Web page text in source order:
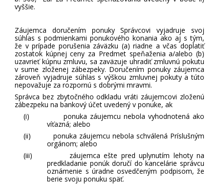
vyššie.
Záujemca doručením ponuky Správcovi vyjadruje svoj
súhlas s podmienkami ponukového konania ako aj s tým,
že v prípade porušenia záväzku (a) riadne a včas doplatiť
zostatok kúpnej ceny za Predmet speňaženia a/alebo (b)
uzavrieť kúpnu zmluvu, sa zaväzuje uhradiť zmluvnú pokutu
v sume zloženej zábezpeky. Doručením ponuky záujemca
zároveň vyjadruje súhlas s výškou zmluvnej pokuty a túto
nepovažuje za rozpornú s dobrými mravmi.
Správca bez zbytočného odkladu vráti záujemcovi zloženú
zábezpeku na bankový účet uvedený v ponuke, ak
(i)
ponuka záujemcu nebola vyhodnotená ako
víťazná; alebo
(ii)
ponuka záujemcu nebola schválená Príslušným
orgánom; alebo
(iii)
záujemca ešte pred uplynutím lehoty na
predkladanie ponúk doručí do kancelárie správcu
oznámenie s úradne osvedčeným podpisom, že
berie svoju ponuku späť.